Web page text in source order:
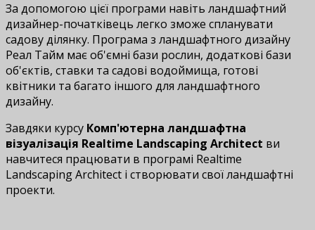
За допомогою цієї програми навіть ландшафтний
дизайнер-початківець легко зможе спланувати
садову ділянку. Програма з ландшафтного дизайну
Реал Тайм має об'ємні бази рослин, додаткові бази
об'єктів, ставки та садові водоймища, готові
квітники та багато іншого для ландшафтного
дизайну.
Завдяки курсу Комп'ютерна ландшафтна
візуалізація Realtime Landscaping Architect ви
навчитеся працювати в програмі Realtime
Landscaping Architect і створювати свої ландшафтні
проекти.